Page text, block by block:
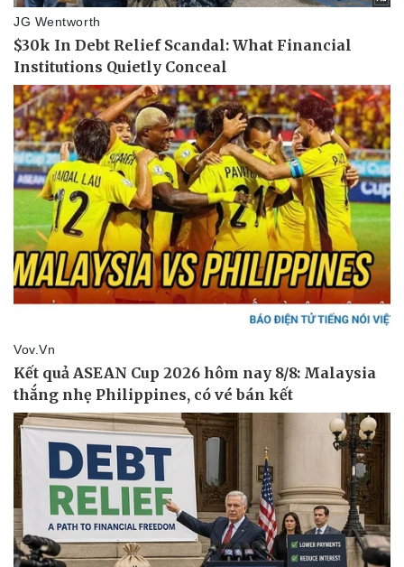
Sức khỏe
Dinh dưỡng - món ngon
Cây thuốc
Sản phụ khoa
Nhi khoa
Nam khoa
Làm đẹp - giảm cân
Đời sống
Nhà đẹp
Blog
Tình yêu - Gia đình